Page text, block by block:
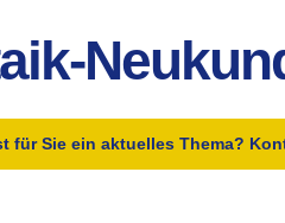
für Sie ein aktu­el­les The­ma?